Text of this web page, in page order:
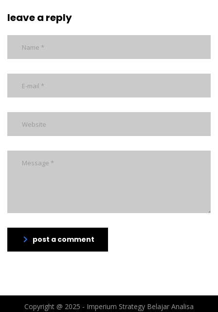
leave a reply
post a comment
Copyright @ 2025 - Imperium Strategy Belajar Analisa